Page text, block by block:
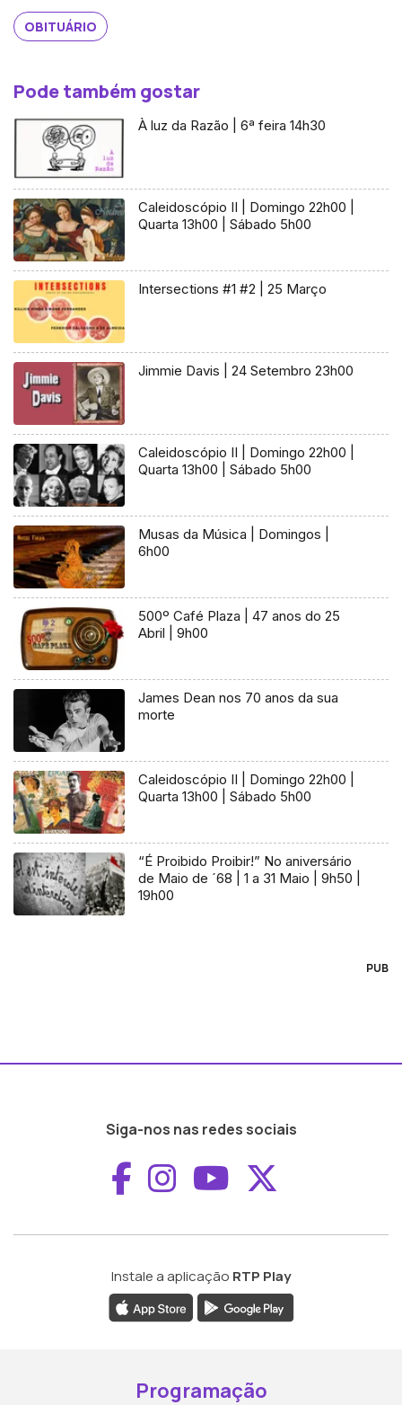
OBITUÁRIO
Pode também gostar
À luz da Razão | 6ª feira 14h30
Caleidoscópio II | Domingo 22h00 |
Quarta 13h00 | Sábado 5h00
Intersections #1 #2 | 25 Março
Jimmie Davis | 24 Setembro 23h00
Caleidoscópio II | Domingo 22h00 |
Quarta 13h00 | Sábado 5h00
Musas da Música | Domingos |
6h00
500º Café Plaza | 47 anos do 25
Abril | 9h00
James Dean nos 70 anos da sua
morte
Caleidoscópio II | Domingo 22h00 |
Quarta 13h00 | Sábado 5h00
“É Proibido Proibir!” No aniversário
de Maio de ´68 | 1 a 31 Maio | 9h50 |
19h00
PUB
Siga-nos nas redes sociais
Aceder ao
Aceder ao
Aceder ao
Instale a aplicação RTP Play
Programação